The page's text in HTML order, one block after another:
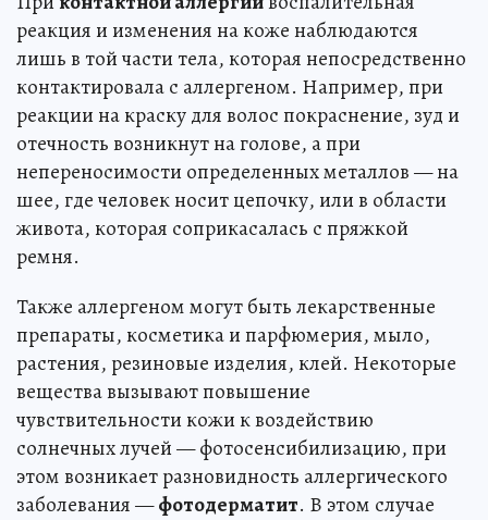
реакция и изменения на коже наблюдаются
лишь в той части тела, которая непосредственно
контактировала с аллергеном. Например, при
реакции на краску для волос покраснение, зуд и
отечность возникнут на голове, а при
непереносимости определенных металлов — на
шее, где человек носит цепочку, или в области
живота, которая соприкасалась с пряжкой
ремня.
Также аллергеном могут быть лекарственные
препараты, косметика и парфюмерия, мыло,
растения, резиновые изделия, клей. Некоторые
вещества вызывают повышение
чувствительности кожи к воздействию
солнечных лучей — фотосенсибилизацию, при
этом возникает разновидность аллергического
заболевания —фотодерматит. В этом случае